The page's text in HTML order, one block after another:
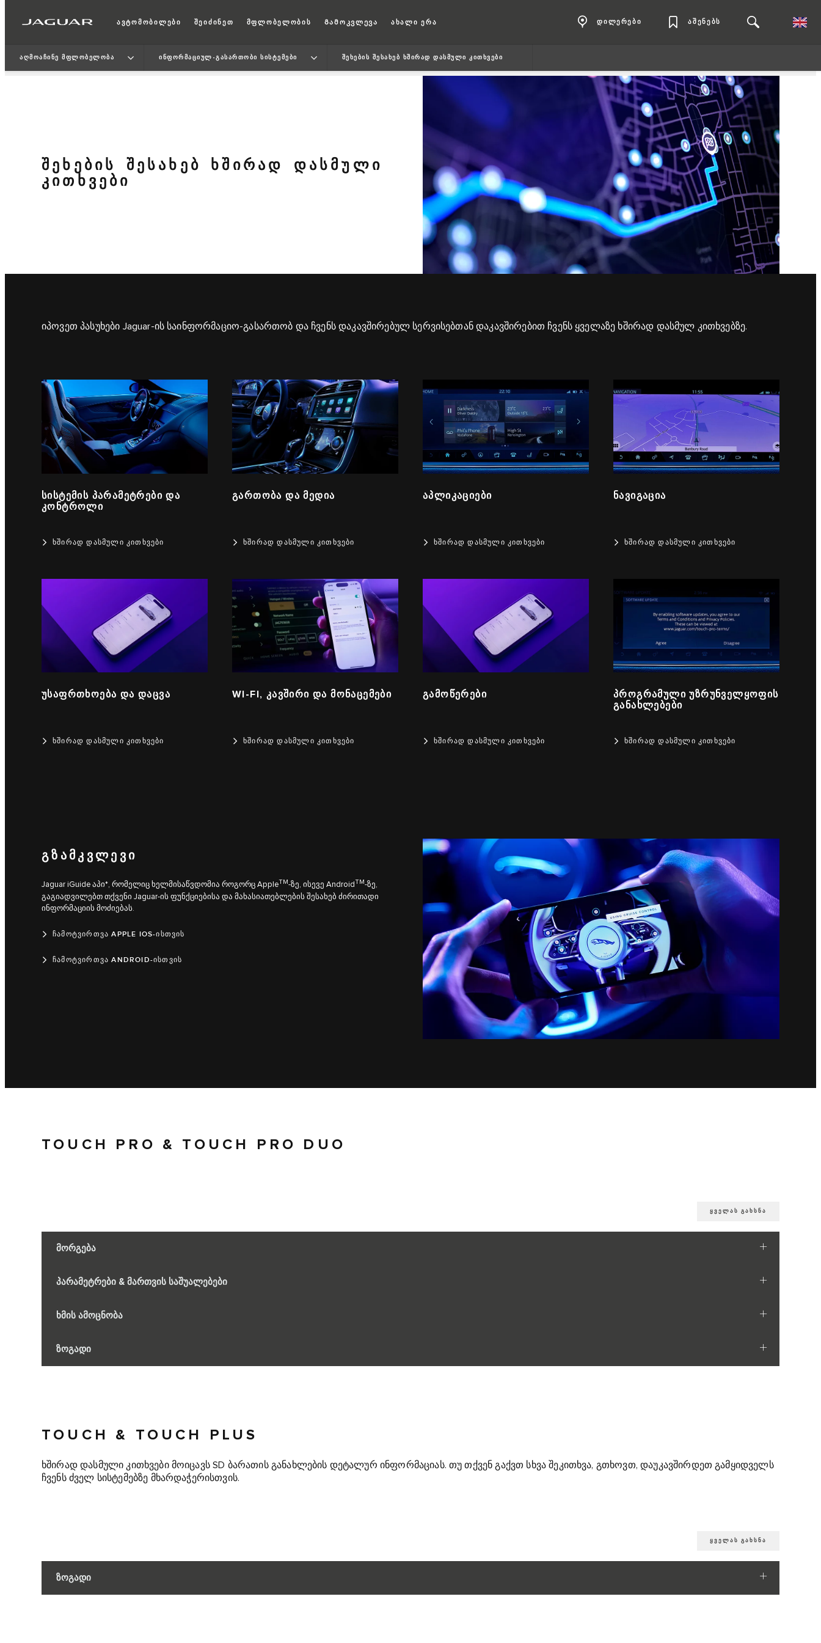
ავტომობილები შეიძინეთ მფლობელობის Გამოკვლევა ახალი ერა დილერები აშენებს
ᲐᲦᲛᲝᲐᲩᲘᲜᲔ ᲛᲤᲚᲝᲑᲔᲚᲝᲑᲐ ᲘᲜᲤᲝᲠᲛᲐᲪᲘᲣᲚ-ᲒᲐᲡᲐᲠᲗᲝᲑᲘ ᲡᲘᲡᲢᲔᲛᲔᲑᲘ ᲨᲔᲮᲔᲑᲘᲡ ᲨᲔᲡᲐᲮᲔᲑ ᲮᲨᲘᲠᲐᲓ ᲓᲐᲡᲛᲣᲚᲘ ᲙᲘᲗᲮᲕᲔᲑᲘ
ᲨᲔᲮᲔᲑᲘᲡ ᲨᲔᲡᲐᲮᲔᲑ ᲮᲨᲘᲠᲐᲓ ᲓᲐᲡᲛᲣᲚᲘ
ᲙᲘᲗᲮᲕᲔᲑᲘ
იპოვეთ პასუხები Jaguar-ის საინფორმაციო-გასართობ და ჩვენს დაკავშირებულ სერვისებთან დაკავშირებით ჩვენს ყველაზე ხშირად დასმულ კითხვებზე.
ᲡᲘᲡᲢᲔᲛᲘᲡ ᲞᲐᲠᲐᲛᲔᲢᲠᲔᲑᲘ ᲓᲐ
ᲙᲝᲜᲢᲠᲝᲚᲘ
ᲮᲨᲘᲠᲐᲓ ᲓᲐᲡᲛᲣᲚᲘ ᲙᲘᲗᲮᲕᲔᲑᲘ
ᲒᲐᲠᲗᲝᲑᲐ ᲓᲐ ᲛᲔᲓᲘᲐ
ᲮᲨᲘᲠᲐᲓ ᲓᲐᲡᲛᲣᲚᲘ ᲙᲘᲗᲮᲕᲔᲑᲘ
ᲐᲞᲚᲘᲙᲐᲪᲘᲔᲑᲘ
ᲮᲨᲘᲠᲐᲓ ᲓᲐᲡᲛᲣᲚᲘ ᲙᲘᲗᲮᲕᲔᲑᲘ
ᲜᲐᲕᲘᲒᲐᲪᲘᲐ
ᲮᲨᲘᲠᲐᲓ ᲓᲐᲡᲛᲣᲚᲘ ᲙᲘᲗᲮᲕᲔᲑᲘ
ᲣᲡᲐᲤᲠᲗᲮᲝᲔᲑᲐ ᲓᲐ ᲓᲐᲪᲕᲐ
ᲮᲨᲘᲠᲐᲓ ᲓᲐᲡᲛᲣᲚᲘ ᲙᲘᲗᲮᲕᲔᲑᲘ
WI-FI, ᲙᲐᲕᲨᲘᲠᲘ ᲓᲐ ᲛᲝᲜᲐᲪᲔᲛᲔᲑᲘ
ᲮᲨᲘᲠᲐᲓ ᲓᲐᲡᲛᲣᲚᲘ ᲙᲘᲗᲮᲕᲔᲑᲘ
ᲒᲐᲛᲝᲬᲔᲠᲔᲑᲘ
ᲮᲨᲘᲠᲐᲓ ᲓᲐᲡᲛᲣᲚᲘ ᲙᲘᲗᲮᲕᲔᲑᲘ
ᲞᲠᲝᲒᲠᲐᲛᲣᲚᲘ ᲣᲖᲠᲣᲜᲕᲔᲚᲧᲝᲤᲘᲡ
ᲒᲐᲜᲐᲮᲚᲔᲑᲔᲑᲘ
ᲮᲨᲘᲠᲐᲓ ᲓᲐᲡᲛᲣᲚᲘ ᲙᲘᲗᲮᲕᲔᲑᲘ
ᲒᲖᲐᲛᲙᲕᲚᲔᲕᲘ
Jaguar iGuide აპი*, რომელიც ხელმისაწვდომია როგორც AppleTM-ზე, ისევე AndroidTM-ზე,
გაგიადვილებთ თქვენი Jaguar-ის ფუნქციებისა და მახასიათებლების შესახებ ძირითადი
ინფორმაციის მოძიებას.
ᲩᲐᲛᲝᲢᲕᲘᲠᲗᲕᲐ APPLE IOS-ᲘᲡᲗᲕᲘᲡ
ᲩᲐᲛᲝᲢᲕᲘᲠᲗᲕᲐ ANDROID-ᲘᲡᲗᲕᲘᲡ
TOUCH PRO & TOUCH PRO DUO
ყველას გახსნა
მორგება
პარამეტრები & მართვის საშუალებები
ხმის ამოცნობა
ზოგადი
TOUCH & TOUCH PLUS
ხშირად დასმული კითხვები მოიცავს SD ბარათის განახლების დეტალურ ინფორმაციას. თუ თქვენ გაქვთ სხვა შეკითხვა, გთხოვთ, დაუკავშირდეთ გამყიდველს
ჩვენს ძველ სისტემებზე მხარდაჭერისთვის.
ყველას გახსნა
ზოგადი